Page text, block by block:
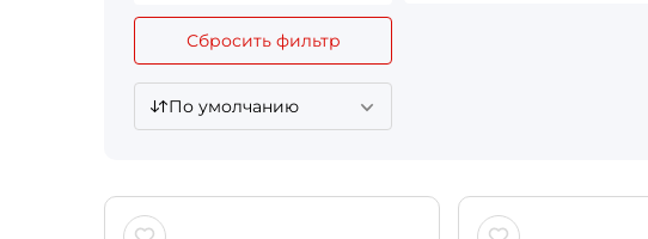
Сбросить фильтр
По умолчанию